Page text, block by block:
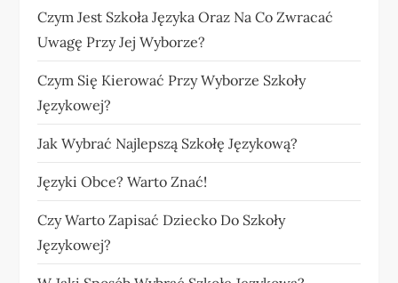
Czym Jest Szkoła Języka Oraz Na Co Zwracać
Uwagę Przy Jej Wyborze?
Czym Się Kierować Przy Wyborze Szkoły
Językowej?
Jak Wybrać Najlepszą Szkołę Językową?
Języki Obce? Warto Znać!
Czy Warto Zapisać Dziecko Do Szkoły
Językowej?